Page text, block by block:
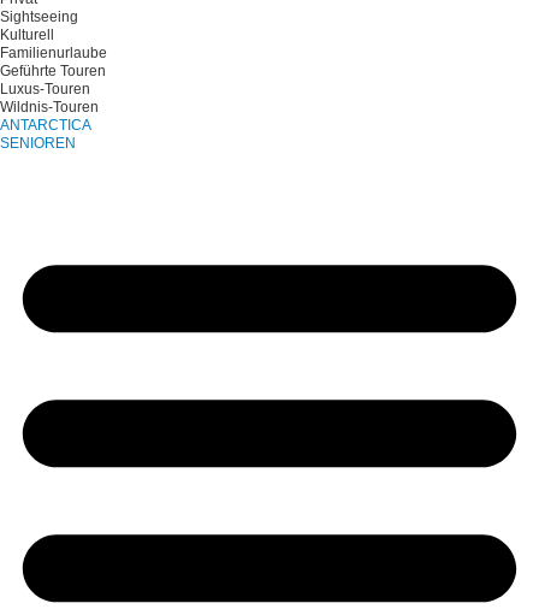
Sightseeing
Kulturell
Familienurlaube
Geführte Touren
Luxus-Touren
Wildnis-Touren
ANTARCTICA
SENIOREN